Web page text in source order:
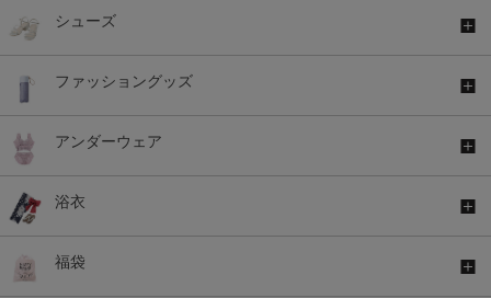
シューズ
ファッショングッズ
アンダーウェア
浴衣
福袋